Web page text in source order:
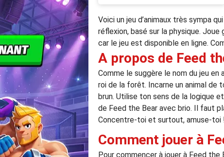
Voici un jeu d’animaux très sympa
réflexion, basé sur la physique.
car le jeu est disponible en ligne.
A propos de Feed
Comme le suggère le nom du jeu
roi de la forêt. Incarne un animal de
brun. Utilise ton sens de la logique
de Feed the Bear avec brio. Il faut
Concentre-toi et surtout, amuse-toi
Comment jouer à
Pour commencer à jouer à Feed the